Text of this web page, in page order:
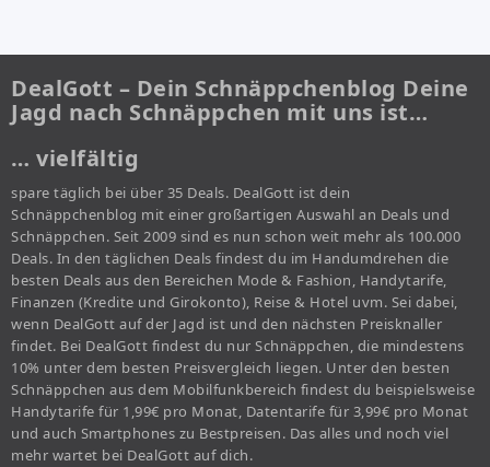
DealGott – Dein Schnäppchenblog Deine
Jagd nach Schnäppchen mit uns ist…
… vielfältig
spare täglich bei über 35 Deals. DealGott ist dein
Schnäppchenblog mit einer großartigen Auswahl an Deals und
Schnäppchen. Seit 2009 sind es nun schon weit mehr als 100.000
Deals. In den täglichen Deals findest du im Handumdrehen die
besten Deals aus den Bereichen Mode & Fashion, Handytarife,
Finanzen (Kredite und Girokonto), Reise & Hotel uvm. Sei dabei,
wenn DealGott auf der Jagd ist und den nächsten Preisknaller
findet. Bei DealGott findest du nur Schnäppchen, die mindestens
10% unter dem besten Preisvergleich liegen. Unter den besten
Schnäppchen aus dem Mobilfunkbereich findest du beispielsweise
Handytarife für 1,99€ pro Monat, Datentarife für 3,99€ pro Monat
und auch Smartphones zu Bestpreisen. Das alles und noch viel
mehr wartet bei DealGott auf dich.